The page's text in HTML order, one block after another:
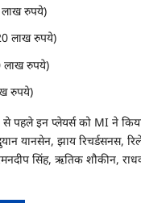
लाख रुपये)
लाख रुपये)
रुपये)
रुपये)
इन प्लेयर्स को MI ने किया
यानसेन, झाय रिचर्डसनस,
सिंह, ऋतिक शौकीन,